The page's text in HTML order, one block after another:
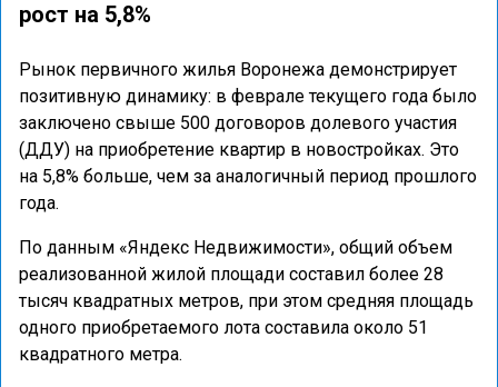
рост на 5,8%
Рынок первичного жилья Воронежа демонстрирует
позитивную динамику: в феврале текущего года было
заключено свыше 500 договоров долевого участия
(ДДУ) на приобретение квартир в новостройках. Это
на 5,8% больше, чем за аналогичный период прошлого
года.
По данным «Яндекс Недвижимости», общий объем
реализованной жилой площади составил более 28
тысяч квадратных метров, при этом средняя площадь
одного приобретаемого лота составила около 51
квадратного метра.